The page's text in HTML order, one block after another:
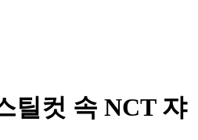
틸컷 속 NCT 쟈